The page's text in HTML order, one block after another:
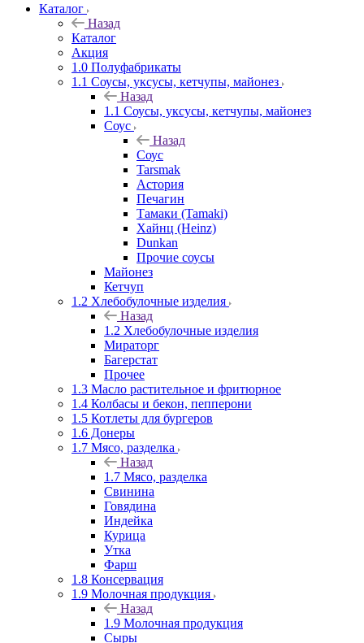
Каталог
Назад
Каталог
Акция
1.0 Полуфабрикаты
1.1 Соусы, уксусы, кетчупы, майонез
Назад
1.1 Соусы, уксусы, кетчупы, майонез
Соус
Назад
Соус
Tarsmak
Астория
Печагин
Тамаки (Tamaki)
Хайнц (Heinz)
Dunkan
Прочие соусы
Майонез
Кетчуп
1.2 Хлебобулочные изделия
Назад
1.2 Хлебобулочные изделия
Мираторг
Багерстат
Прочее
1.3 Масло растительное и фритюрное
1.4 Колбасы и бекон, пепперони
1.5 Котлеты для бургеров
1.6 Донеры
1.7 Мясо, разделка
Назад
1.7 Мясо, разделка
Свинина
Говядина
Индейка
Курица
Утка
Фарш
1.8 Консервация
1.9 Молочная продукция
Назад
1.9 Молочная продукция
Сыры